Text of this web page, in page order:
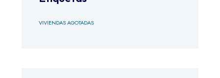
VIVIENDAS AGOTADAS